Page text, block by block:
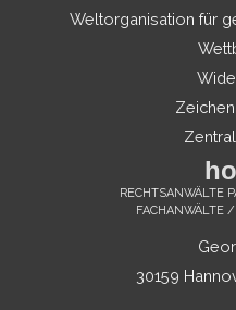
Weltorganisation für
RECHTSANWÄLTE
FACHANWÄLTE
30159